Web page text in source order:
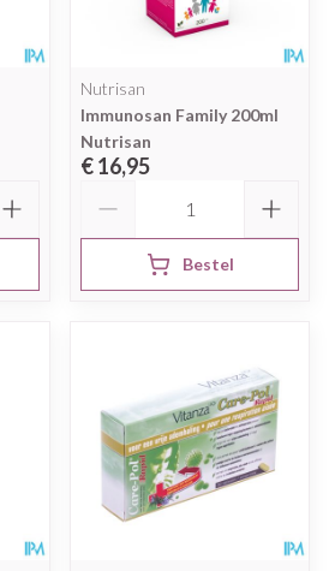
Nutrisan
Immunosan Family 200ml
Nutrisan
€ 16,95
Bestel